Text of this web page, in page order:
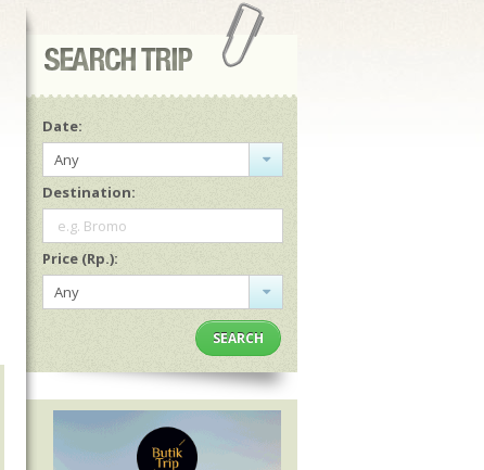
Date:
Any
Destination:
e.g. Bromo
Price (Rp.):
Any
SEARCH